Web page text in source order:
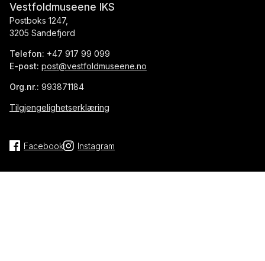
Vestfoldmuseene IKS
Postboks 1247,
3205 Sandefjord
Telefon: +47 917 99 099
E-post: post@vestfoldmuseene.no
Org.nr.: 993871184
Tilgjengelighetserklæring
Facebook Instagram